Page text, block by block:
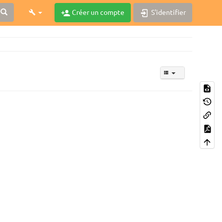
Créer un compte S'identifier